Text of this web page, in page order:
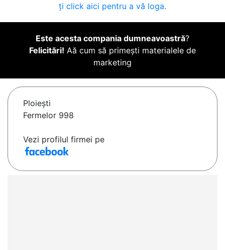
ți click aici pentru a vă loga.
Este acesta compania dumneavoastră?
Felicitări! Aă cum să primești materialele de
marketing
Ploieşti
Fermelor 998
Vezi profilul firmei pe